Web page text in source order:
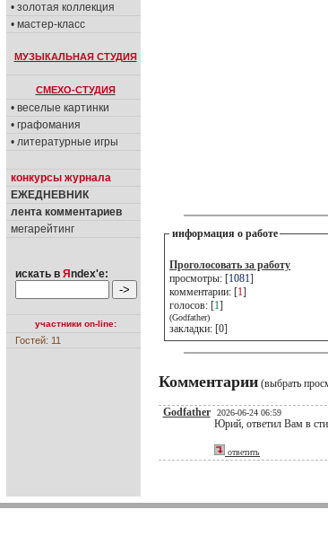
• золотая коллекция
• мастер-класс
МУЗЫКАЛЬНАЯ СТУДИЯ
СМЕХО-СТУДИЯ
• веселые картинки
• графомания
• литературные игры
конкурсы журнала
ЕЖЕДНЕВНИК
лента комментариев
мегарейтинг
искать в Я ndex'е:
участники on-line:
Гостей: 11
информация о работе
Проголосовать за работу
просмотры: [1081]
комментарии: [1]
голосов: [1]
(Godfather)
закладки: [0]
Комментарии (выбрать
Godfather 2026-06-24 06:59
Юрий, ответил Вам в
ответить